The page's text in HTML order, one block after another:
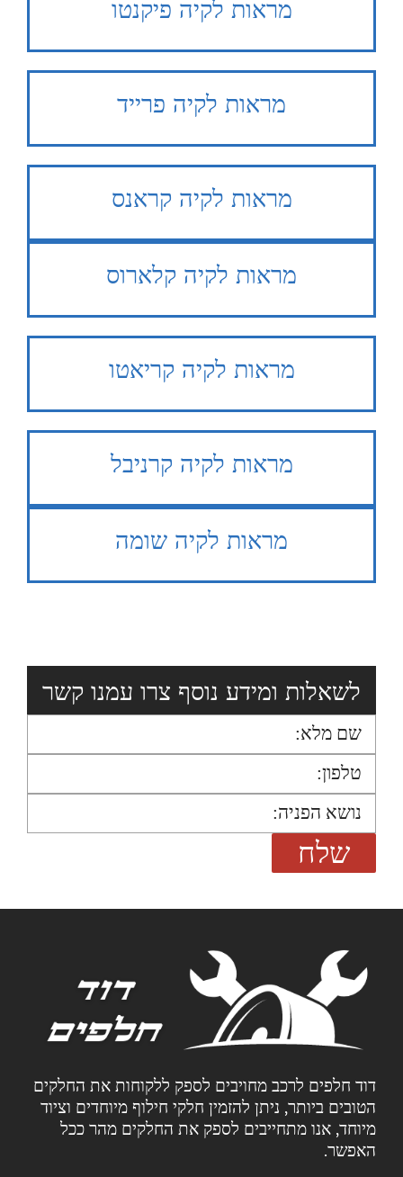
מראות לקיה פיקנטו
מראות לקיה פרייד
מראות לקיה קראנס
מראות לקיה קלארוס
מראות לקיה קריאטו
מראות לקיה קרניבל
מראות לקיה שומה
לשאלות ומידע נוסף צרו עמנו קשר
דוד חלפים לרכב מחויבים לספק ללקוחות את החלקים
הטובים ביותר, ניתן להזמין חלקי חילוף מיוחדים וציוד
מיוחד, אנו מתחייבים לספק את החלקים מהר ככל
האפשר.